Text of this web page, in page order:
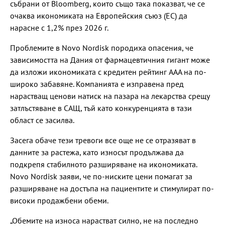
събрани от Bloomberg, които също така показват, че се
очаква икономиката на Европейския съюз (ЕС) да
нарасне с 1,2% през 2026 г.
Проблемите в Novo Nordisk породиха опасения, че
зависимостта на Дания от фармацевтичния гигант може
да изложи икономиката с кредитен рейтинг AAA на по-
широко забавяне. Компанията е изправена пред
нарастващ ценови натиск на пазара на лекарства срещу
затлъстяване в САЩ, тъй като конкуренцията в тази
област се засилва.
Засега обаче тези тревоги все още не се отразяват в
данните за растежа, като износът продължава да
подкрепя стабилното разширяване на икономиката.
Novo Nordisk заяви, че по-ниските цени помагат за
разширяване на достъпа на пациентите и стимулират по-
високи продажбени обеми.
„Обемите на износа нарастват силно, не на последно